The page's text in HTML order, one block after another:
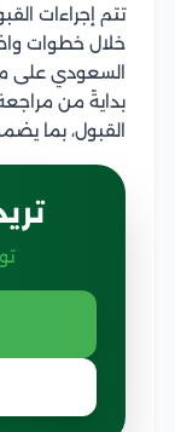
خلال خطوات
السعودي على
بدايةً من
القبول، بما